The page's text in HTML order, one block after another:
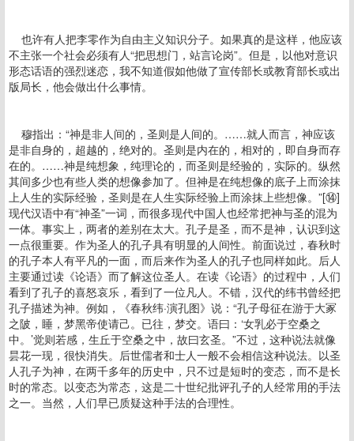
也许有人把李零作为自由主义知识分子。如果真的是这样，他应该
不主张一个社会必须有人“把思想门，站言论岗”。但是，以他对意识
形态话语的强烈迷恋，我不知道假如他做了宣传部长或教育部长或出
版局长，他会做出什么事情。
穆指出：“神是非人间的，圣则是人间的。……就人而言，神应该
是非自身的，超越的，绝对的。圣则是内在的，相对的，即自身而存
在的。……神是纯想象，纯理论的，而圣则是经验的，实际的。纵然
其间多少也有些人类的想像参加了。但神是在纯想像的底子上而涂抹
上人生的实际经验，圣则是在人生实际经验上而涂抹上些想像。”[⑭]
现代汉语中有“神圣”一词，而很多现代中国人也经常把神与圣的混为
一体。事实上，两者的差别在太大。孔子是圣，而不是神，认识到这
一点很重要。作为圣人的孔子具有明显的人间性。前面说过，春秋时
的孔子本人有平凡的一面，而后来作为圣人的孔子也同样如此。后人
主要通过读《论语》而了解这位圣人。在读《论语》的过程中，人们
看到了孔子的喜怒哀乐，看到了一位凡人。不错，汉代的纬书曾经把
孔子描述为神。例如，《春秋纬·演孔图》说：“孔子母征在游于大冢
之陂，睡，梦黑帝使请己。已往，梦交。语曰：‘女乳必于空桑之
中。’觉则若感，生丘于空桑之中，故曰玄圣。”不过，这种说法就像
昙花一现，很快消失。后世儒者和士人一般不会相信这种说法。以圣
人孔子为神，在两千多年的历史中，只不过是短时的变态，而不是长
时的常态。以变态为常态，这是二十世纪批评孔子的人经常用的手法
之一。当然，人们早已质疑这种手法的合理性。